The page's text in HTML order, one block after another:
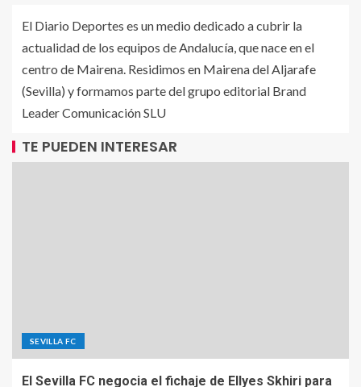
El Diario Deportes es un medio dedicado a cubrir la
actualidad de los equipos de Andalucía, que nace en el
centro de Mairena. Residimos en Mairena del Aljarafe
(Sevilla) y formamos parte del grupo editorial Brand
Leader Comunicación SLU
TE PUEDEN INTERESAR
SEVILLA FC
El Sevilla FC negocia el fichaje de Ellyes Skhiri para